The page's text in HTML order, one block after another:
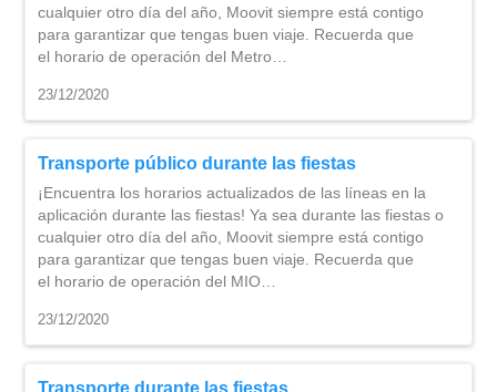
cualquier otro día del año, Moovit siempre está contigo
para garantizar que tengas buen viaje. Recuerda que
el horario de operación del Metro…
23/12/2020
Transporte público durante las fiestas
¡Encuentra los horarios actualizados de las líneas en la
aplicación durante las fiestas! Ya sea durante las fiestas o
cualquier otro día del año, Moovit siempre está contigo
para garantizar que tengas buen viaje. Recuerda que
el horario de operación del MIO…
23/12/2020
Transporte durante las fiestas